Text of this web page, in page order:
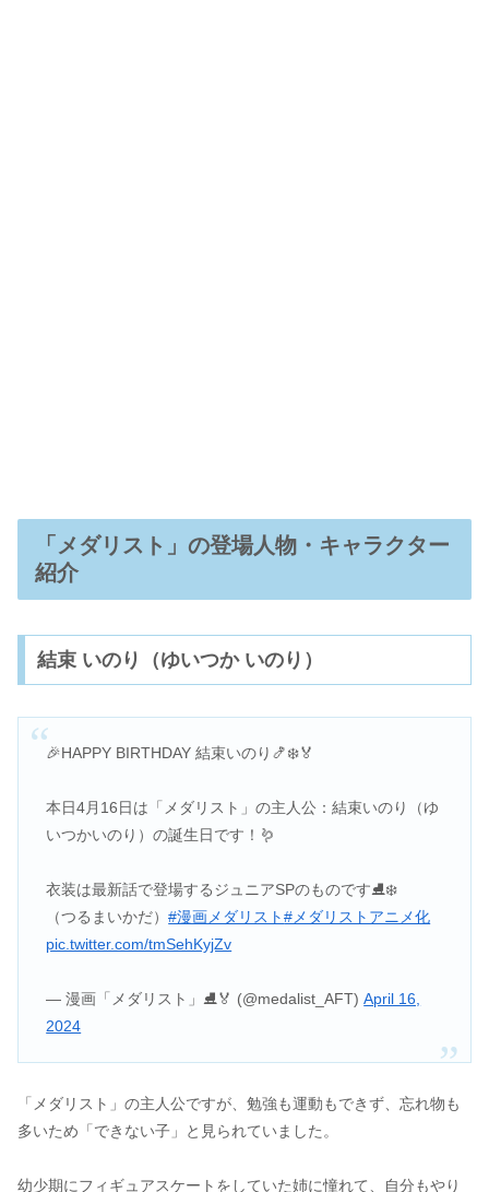
「メダリスト」の登場人物・キャラクター
紹介
結束 いのり（ゆいつか いのり）
🎉HAPPY BIRTHDAY 結束いのり🍤❄️🏅
本日4月16日は「メダリスト」の主人公：結束いのり（ゆ
いつかいのり）の誕生日です！🪱
衣装は最新話で登場するジュニアSPのものです⛸❄️
（つるまいかだ）#漫画メダリスト#メダリストアニメ化
pic.twitter.com/tmSehKyjZv
— 漫画「メダリスト」⛸🏅 (@medalist_AFT)April 16,
2024
「メダリスト」の主人公ですが、勉強も運動もできず、忘れ物も
多いため「できない子」と見られていました。
幼少期にフィギュアスケートをしていた姉に憧れて、自分もやり